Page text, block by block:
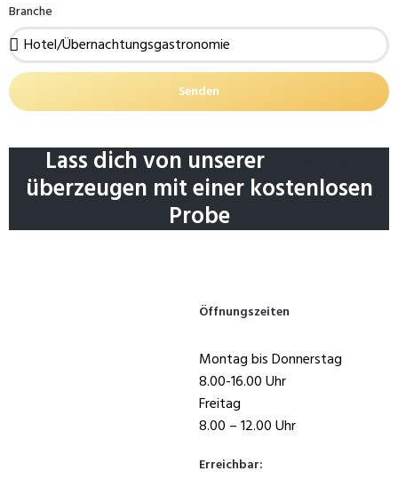
Branche
Senden
Lass dich von unserer
überzeugen mit einer kostenlosen
Probe
Öffnungszeiten
Montag bis Donnerstag
8.00-16.00 Uhr
Freitag
8.00 – 12.00 Uhr
Erreichbar: